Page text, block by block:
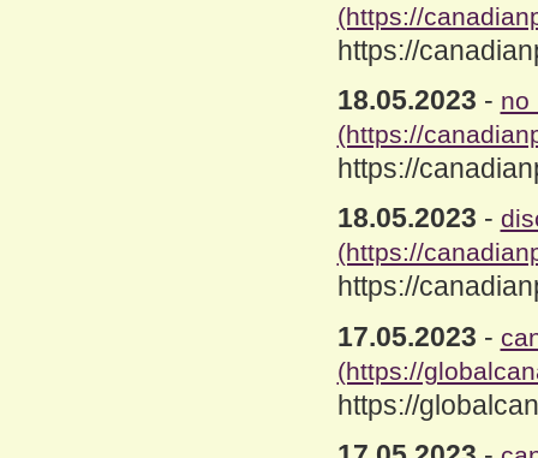
(https://
https://
18.05.2023 - no
(https://
https://
18.05.2023 -
(https://
https://
17.05.2023 -
(https://
https://